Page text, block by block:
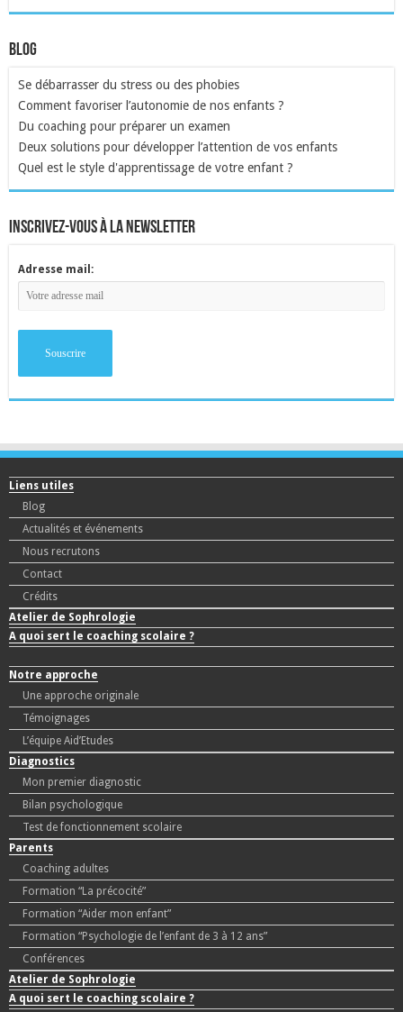
Blog
Se débarrasser du stress ou des phobies
Comment favoriser l’autonomie de nos enfants ?
Du coaching pour préparer un examen
Deux solutions pour développer l’attention de vos enfants
Quel est le style d'apprentissage de votre enfant ?
inscrivez-vous à la newsletter
Adresse mail:
Liens utiles
Blog
Actualités et événements
Nous recrutons
Contact
Crédits
Atelier de Sophrologie
A quoi sert le coaching scolaire ?
Notre approche
Une approche originale
Témoignages
L’équipe Aid’Etudes
Diagnostics
Mon premier diagnostic
Bilan psychologique
Test de fonctionnement scolaire
Parents
Coaching adultes
Formation “La précocité”
Formation “Aider mon enfant”
Formation “Psychologie de l’enfant de 3 à 12 ans”
Conférences
Atelier de Sophrologie
A quoi sert le coaching scolaire ?